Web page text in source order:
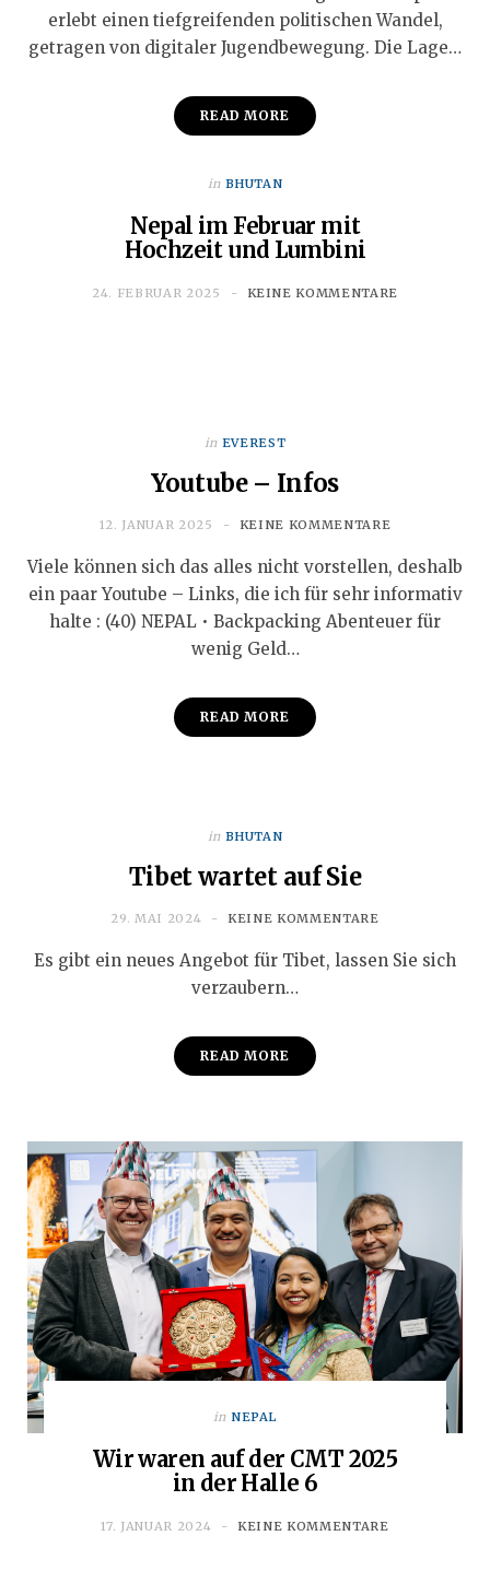
erlebt einen tiefgreifenden politischen Wandel,
getragen von digitaler Jugendbewegung. Die Lage…
READ MORE
in BHUTAN
Nepal im Februar mit
Hochzeit und Lumbini
24. FEBRUAR 2025 KEINE KOMMENTARE
in EVEREST
Youtube – Infos
12. JANUAR 2025 KEINE KOMMENTARE
Viele können sich das alles nicht vorstellen, deshalb
ein paar Youtube – Links, die ich für sehr informativ
halte : (40) NEPAL • Backpacking Abenteuer für
wenig Geld…
READ MORE
in BHUTAN
Tibet wartet auf Sie
29. MAI 2024 KEINE KOMMENTARE
Es gibt ein neues Angebot für Tibet, lassen Sie sich
verzaubern…
READ MORE
in NEPAL
Wir waren auf der CMT 2025
in der Halle 6
17. JANUAR 2024 KEINE KOMMENTARE